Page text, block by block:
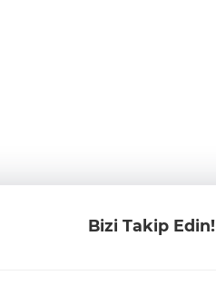
Bizi Takip Edin!